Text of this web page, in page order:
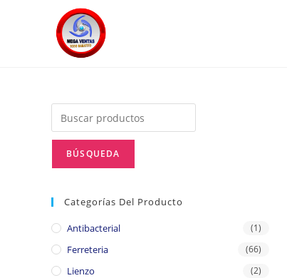
Categorías Del Producto
Antibacterial (1)
Ferreteria (66)
Lienzo (2)